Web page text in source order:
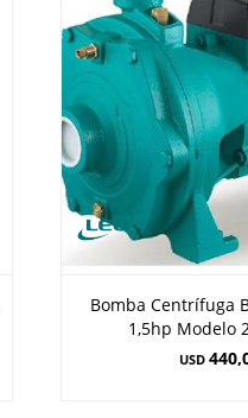
Bomba Centrífuga
1,5hp Modelo
USD